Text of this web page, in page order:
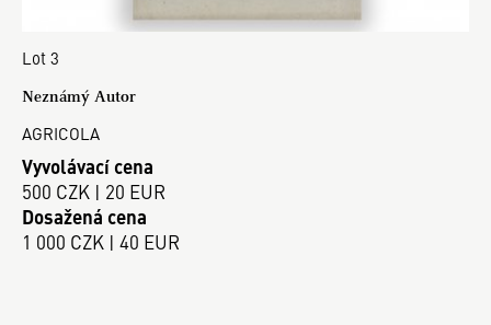
Lot 3
Neznámý Autor
AGRICOLA
Vyvolávací cena
500 CZK | 20 EUR
Dosažená cena
1 000 CZK | 40 EUR